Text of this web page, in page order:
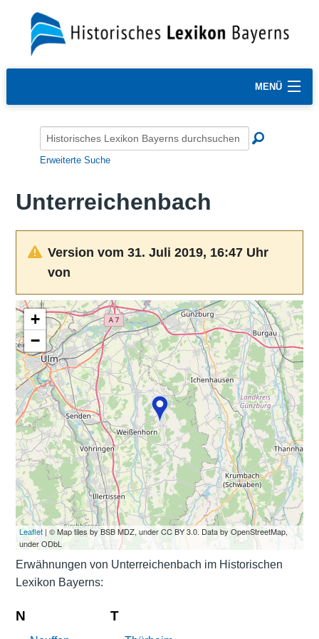
MENÜ
Erweiterte Suche
Unterreichenbach
Version vom 31. Juli 2019, 16:47 Uhr
von
+
−
Leaflet| © Map tiles by BSB MDZ, under CC BY 3.0. Data by OpenStreetMap,
under ODbL
Erwähnungen von Unterreichenbach im Historischen
Lexikon Bayerns:
N T